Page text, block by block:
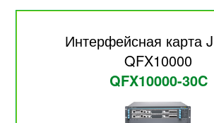
Интерфейсная карта
QFX10000
QFX10000-30C